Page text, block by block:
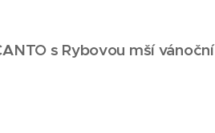
s Rybovou mší vánoční